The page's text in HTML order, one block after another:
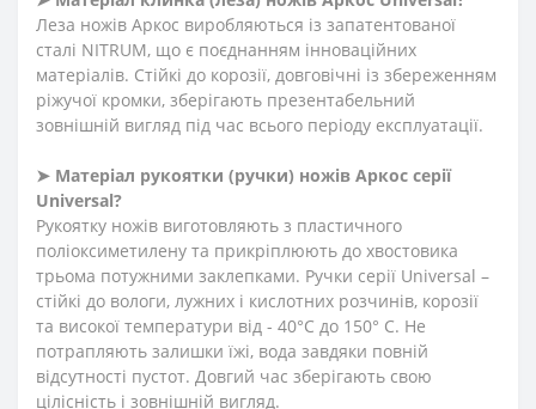
Леза ножів Аркос виробляються із запатентованої
сталі NITRUM, що є поєднанням інноваційних
матеріалів. Стійкі до корозії, довговічні із збереженням
ріжучої кромки, зберігають презентабельний
зовнішній вигляд під час всього періоду експлуатації.
➤ Матеріал рукоятки (ручки) ножів Аркос серії
Universal?
Рукоятку ножів виготовляють з пластичного
поліоксиметилену та прикріплюють до хвостовика
трьома потужними заклепками. Ручки серії Universal –
стійкі до вологи, лужних і кислотних розчинів, корозії
та високої температури від - 40°C до 150° C. Не
потрапляють залишки їжі, вода завдяки повній
відсутності пустот. Довгий час зберігають свою
цілісність і зовнішній вигляд.